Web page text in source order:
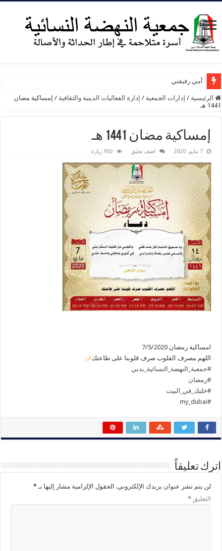
أمي رفيقتي
الرئيسية / إدارات الجمعية / إدارة الفعاليات الدينية والثقافية / إمساكية مضان
1441 هـ
إمساكية مضان 1441 هـ
7 مايو، 2020 اضف تعليق 950 زيارة
امساكية رمضان 7/5/2020
اللهم مصرف القلوب صرف قلوبنا على طاعتك
#جمعية_النهضة_النسائية_بدبي
#رمضان
#خليك_في_البيت
#my_dubai
اترك تعليقاً
لن يتم نشر عنوان بريدك الإلكتروني. الحقول الإلزامية مشار إليها بـ*
التعليق*